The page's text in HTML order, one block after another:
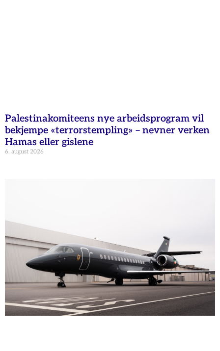
Palestinakomiteens nye arbeidsprogram vil
bekjempe «terrorstempling» – nevner verken
Hamas eller gislene
6. august 2026